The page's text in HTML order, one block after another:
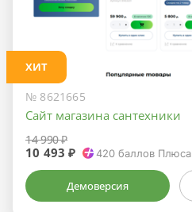
ХИТ
№ 8621665
Сайт магазина сантехники
14 990 ₽
10 493 ₽ 420баллов Плюса
Демоверсия